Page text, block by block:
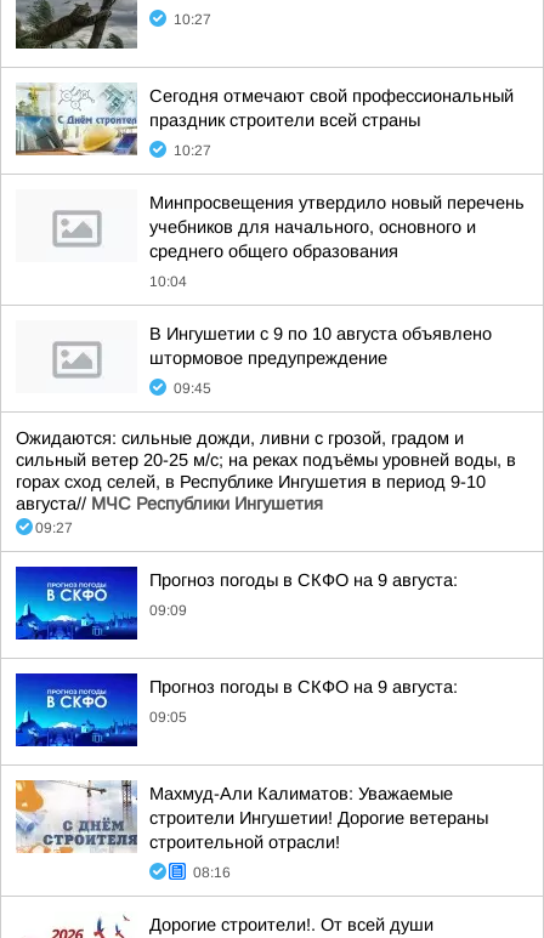
10:27
Сегодня отмечают свой профессиональный
праздник строители всей страны
10:27
Минпросвещения утвердило новый перечень
учебников для начального, основного и
среднего общего образования
10:04
В Ингушетии с 9 по 10 августа объявлено
штормовое предупреждение
09:45
Ожидаются: сильные дожди, ливни с грозой, градом и
сильный ветер 20-25 м/с; на реках подъёмы уровней воды, в
горах сход селей, в Республике Ингушетия в период 9-10
августа// МЧС Республики Ингушетия
09:27
Прогноз погоды в СКФО на 9 августа:
09:09
Прогноз погоды в СКФО на 9 августа:
09:05
Махмуд-Али Калиматов: Уважаемые
строители Ингушетии! Дорогие ветераны
строительной отрасли!
08:16
Дорогие строители!. От всей души